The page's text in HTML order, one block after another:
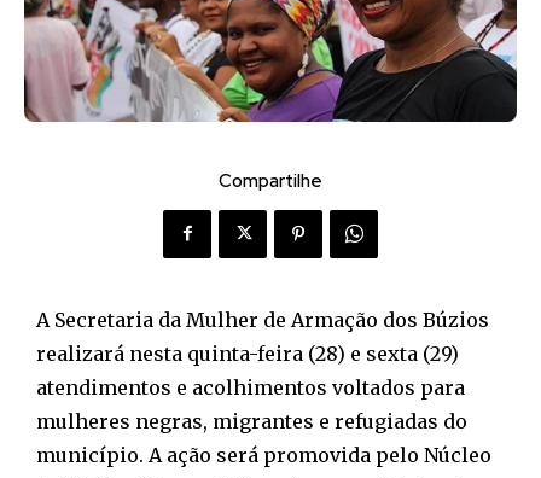
Compartilhe
A Secretaria da Mulher de Armação dos Búzios
realizará nesta quinta-feira (28) e sexta (29)
atendimentos e acolhimentos voltados para
mulheres negras, migrantes e refugiadas do
município. A ação será promovida pelo Núcleo